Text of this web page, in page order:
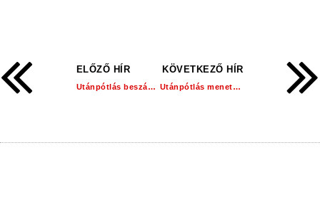
ELŐZŐ HÍR
Utánpótlás beszámoló: 21. hét!
KÖVETKEZŐ HÍR
Utánpótlás menetrend: 22. hét!